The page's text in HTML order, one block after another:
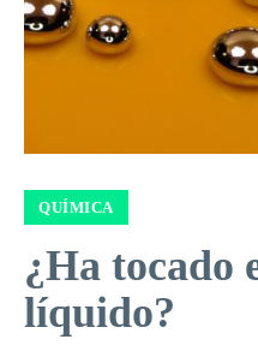
QUÍMICA
¿Ha tocado
líquido?